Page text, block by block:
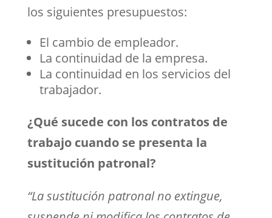
los siguientes presupuestos:
El cambio de empleador.
La continuidad de la empresa.
La continuidad en los servicios del
trabajador.
¿Qué sucede con los contratos de
trabajo cuando se presenta la
sustitución patronal?
“La sustitución patronalno extingue,